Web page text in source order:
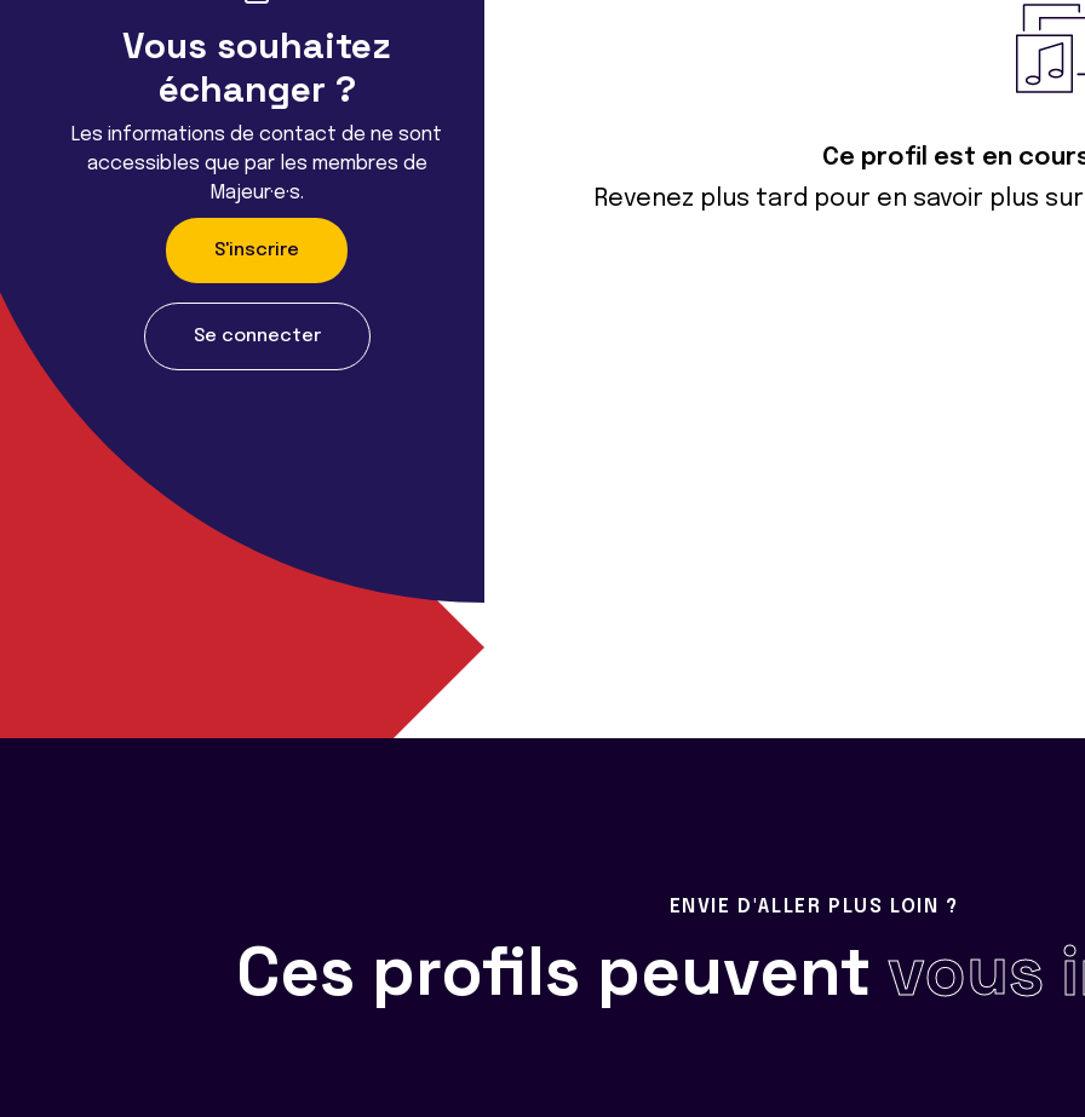
Vous souhaitez
échanger ?
Les informations de contact de ne sont
accessibles que par les membres de
Majeur·e·s.
S'inscrire
Se connecter
Ce profil est en
Revenez plus tard pour en savoir plus
ENVIE D'ALLER PLUS LOIN ?
Ces profils peuvent vous